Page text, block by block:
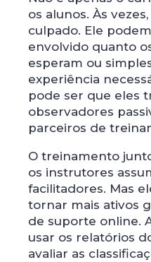
os alunos. Às
culpado. Ele
envolvido quanto
esperam ou
experiência
pode ser que eles
observadores
parceiros de
O treinamento
os instrutores
facilitadores. Mas
tornar mais ativos
de suporte online.
usar os relatórios
avaliar as